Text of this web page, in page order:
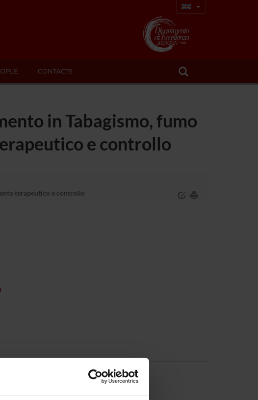
CONTACTS
in Tabagismo, fumo
e controllo
terapeutico e controllo